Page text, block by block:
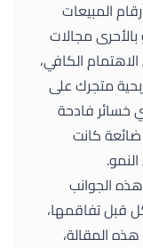
المبيعات
بالأحرى مجالات
الكافي،
متجرك على
خسائر فادحة
كانت
الجوانب
قبل تفاقمها،
المقالة،